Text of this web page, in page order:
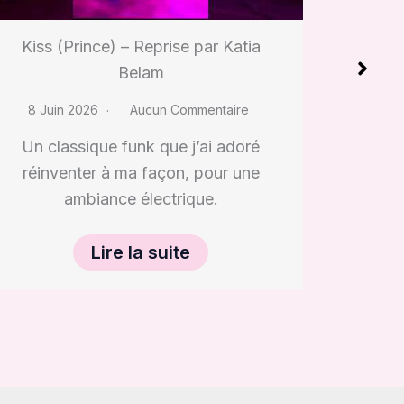
Katia Belam
8 Juin 2026 Aucun Commentaire
toute l’émotion qu’il mérite, sous les
lumières de la…
Lire la suite